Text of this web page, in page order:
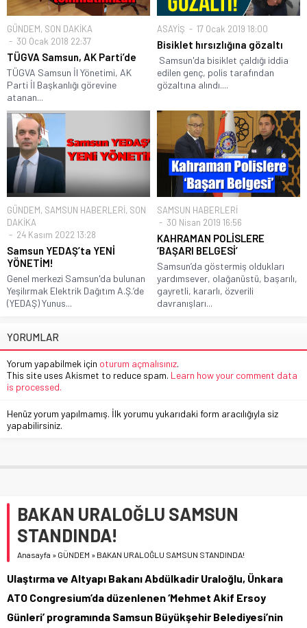
GÜNDEM, SON DAKİKA
30 Ocak 2018 22:37
TÜGVA Samsun, AK Parti’de
TÜGVA Samsun İl Yönetimi, AK
Parti İl Başkanlığı görevine
atanan...
ASAYİŞ 17 Ocak 2019 18:00
Bisiklet hırsızlığına gözaltı
Samsun'da bisiklet çaldığı iddia
edilen genç, polis tarafından
gözaltına alındı....
GÜNDEM, SAMSUN HABERLERİ, SON
DAKİKA
24 Kasım 2022 13:28
Samsun YEDAŞ’ta YENİ
YÖNETİM!
Genel merkezi Samsun'da bulunan
Yeşilırmak Elektrik Dağıtım A.Ş.’de
(YEDAŞ) Yunus...
SAMSUN HABERLERİ
30 Nisan 2019 16:56
KAHRAMAN POLİSLERE
‘BAŞARI BELGESİ’
Samsun’da göstermiş oldukları
yardımsever, olağanüstü, başarılı,
gayretli, kararlı, özverili
davranışları...
YORUMLAR
Yorum yapabilmek için oturum açmalısınız.
This site uses Akismet to reduce spam. Learn how your comment data
is processed.
Henüz yorum yapılmamış. İlk yorumu yukarıdaki form aracılığıyla siz
yapabilirsiniz.
BAKAN URALOĞLU SAMSUN
STANDINDA!
Anasayfa » GÜNDEM » BAKAN URALOĞLU SAMSUN STANDINDA!
Ulaştırma ve Altyapı Bakanı Abdülkadir Uraloğlu, Ünkara
ATO Congresium’da düzenlenen ‘Mehmet Akif Ersoy
Günleri’ programında Samsun Büyükşehir Belediyesi’nin